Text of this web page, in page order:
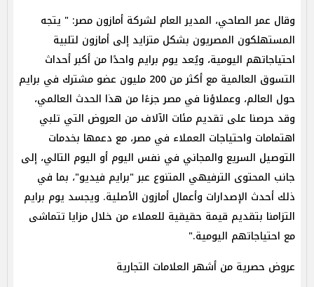
وقال عمر الصاحي، المدير العام لشركة أمازون مصر: " يتجه
المستهلكون المصريون بشكل متزايد إلى أمازون لتلبية
احتياجاتهم اليومية، ويُعد يوم برايم واحدًا من أكبر أحداث
التسوق العالمية مع أكثر من 200 مليون عضو مشترك في برايم
حول العالم، وعملاؤنا في مصر جزءًا من هذا الحدث العالمي،
وقد حرصنا على تقديم مئات الآلاف من العروض التي تلبي
اهتمامات واحتياجات العملاء في مصر، مع دعمها بخدمات
التوصيل السريع والمجاني في نفس اليوم أو اليوم التالي، إلى
جانب المحتوى الترفيهي المتنوع عبر "برايم فيديو"، بما في
ذلك أحدث الإصدارات وأعمال أمازون الأصلية. ويجسد يوم برايم
التزامنا بتقديم قيمة حقيقية للعملاء من خلال مزايا تتماشى
مع احتياجاتهم اليومية."
عروض حصرية من أشهر العلامات التجارية